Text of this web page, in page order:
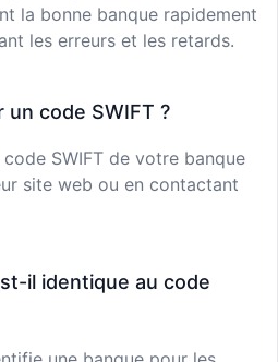
la bonne banque rapidement
les erreurs et les retards.
code SWIFT ?
SWIFT de votre banque
site web ou en contactant
il identique au code